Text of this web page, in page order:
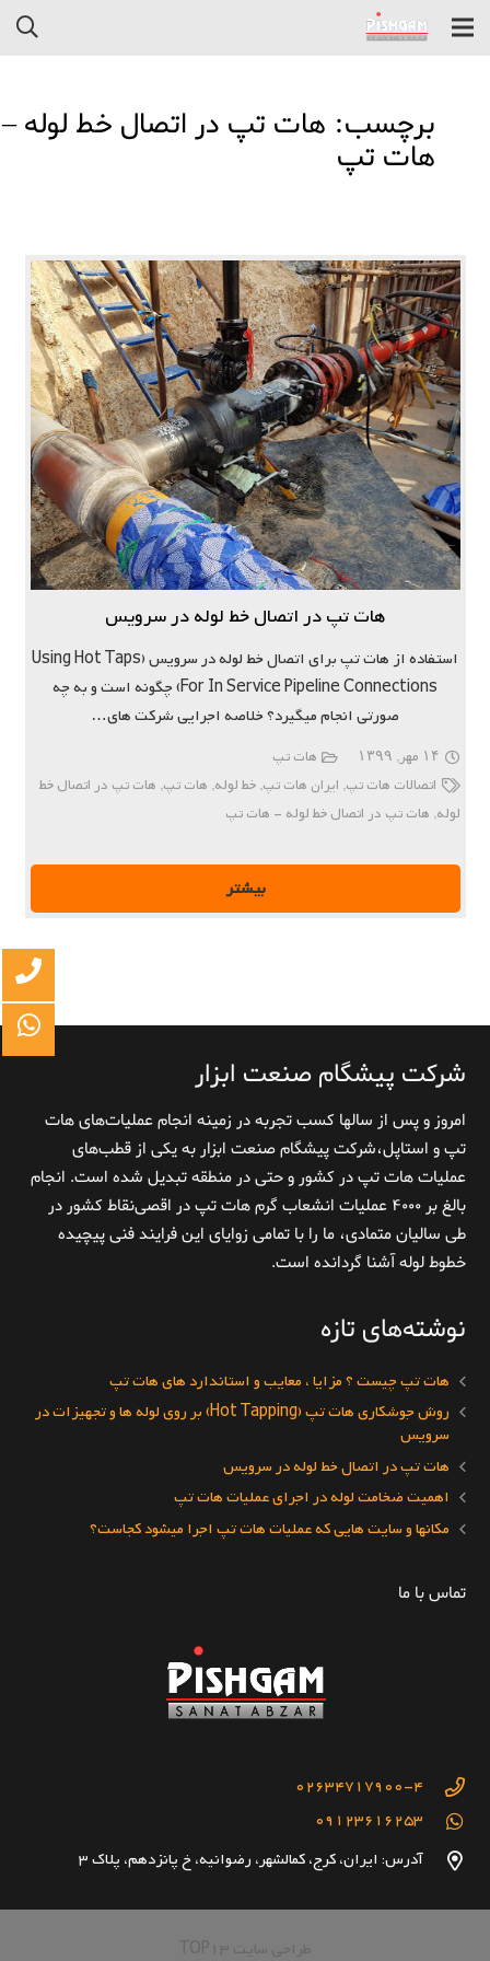
برچسب: هات تپ در اتصال خط لوله –
هات تپ
هات تپ در اتصال خط لوله در سرویس
استفاده از هات تپ برای اتصال خط لوله در سرویس (Using Hot Taps
For In Service Pipeline Connections) چگونه است و به چه
صورتی انجام میگیرد؟ خلاصه اجرایی شرکت های…
۱۴ مهر, ۱۳۹۹
هات تپ
اتصالات هات تپ, ایران هات تپ,خط لوله, هات تپ, هات تپ در اتصال خط
لوله, هات تپ در اتصال خط لوله - هات تپ
بیشتر
شرکت پیشگام صنعت ابزار
امروز و پس از سالها کسب تجربه در زمینه انجام عملیات‌های هات
تپ و استاپل،شرکت پیشگام صنعت ابزار به یکی از قطب‌های
عملیات هات تپ در کشور و حتی در منطقه تبدیل شده است. انجام
بالغ بر ۴۰۰۰ عملیات انشعاب گرم هات تپ در اقصی‌نقاط کشور در
طی سالیان متمادی، ما را با تمامی زوایای این فرایند فنی پیچیده
خطوط لوله آشنا گردانده است.
نوشته‌های تازه
هات تپ چیست ؟ مزایا ، معایب و استاندارد های هات تپ
روش جوشکاری هات تپ (Hot Tapping) بر روی لوله ها و تجهیزات در
سرویس
هات تپ در اتصال خط لوله در سرویس
اهمیت ضخامت لوله در اجرای عملیات هات تپ
مکانها و سایت هایی که عملیات هات تپ اجرا میشود کجاست؟
تماس با ما
02634717900-4
09123616253
آدرس: ایران، کرج، کمالشهر، رضوانیه، خ پانزدهم، پلاک 3
طراحی سایت TOP13